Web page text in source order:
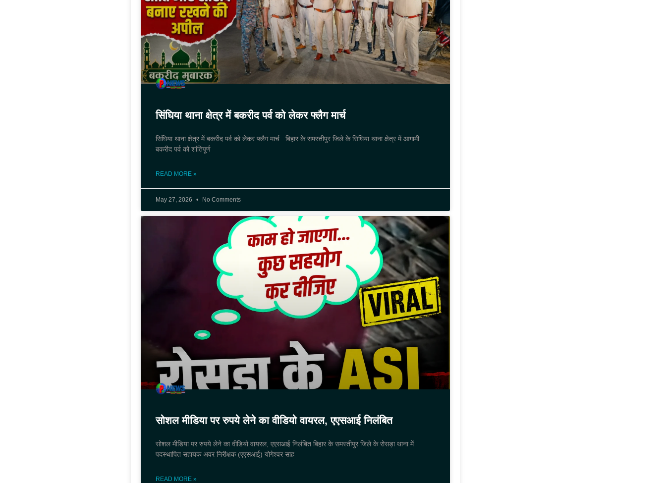
सिंघिया थाना क्षेत्र में बकरीद पर्व को लेकर फ्लैग मार्च
सिंघिया थाना क्षेत्र में बकरीद पर्व को लेकर फ्लैग मार्च बिहार के समस्तीपुर जिले के सिंघिया थाना क्षेत्र में आगामी
बकरीद पर्व को शांतिपूर्ण
READ MORE »
May 27, 2026 No Comments
सोशल मीडिया पर रुपये लेने का वीडियो वायरल, एएसआई निलंबित
सोशल मीडिया पर रुपये लेने का वीडियो वायरल, एएसआई निलंबित बिहार के समस्तीपुर जिले के रोसड़ा थाना में
पदस्थापित सहायक अवर निरीक्षक (एएसआई) योगेश्वर साह
READ MORE »